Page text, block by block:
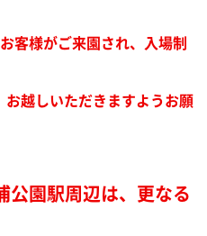
客様がご来園され、入場制
越しいただきますようお願
公園駅周辺は、更なる